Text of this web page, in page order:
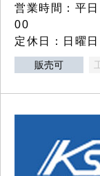
営業時間：平
00
定休日：日曜
販売可